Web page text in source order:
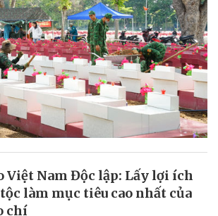
Việt Nam Độc lập: Lấy lợi ích
làm mục tiêu cao nhất của
chí